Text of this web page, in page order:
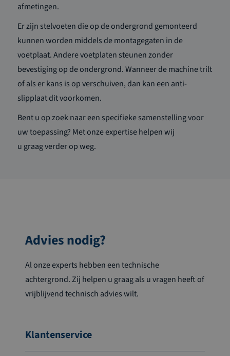
afmetingen.
Er zijn stelvoeten die op de ondergrond gemonteerd
kunnen worden middels de montagegaten in de
voetplaat.Andere voetplaten steunen zonder
bevestiging op de ondergrond. Wanneer de machine trilt
of als er kans is op verschuiven, dan kan een anti-
slipplaat dit voorkomen.
Bent u op zoek naar een specifieke samenstelling voor
uw toepassing? Met onze expertise helpen wij
u graagverder op weg.
Advies nodig?
Al onze experts hebben een technische
achtergrond. Zij helpen u graag als u vragen heeft of
vrijblijvend technisch advies wilt.
Klantenservice